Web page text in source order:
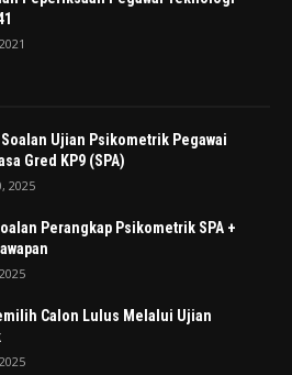
Ujian Psikometrik Pegawai
Gred KP9 (SPA)
2025
Perangkap Psikometrik SPA +
Calon Lulus Melalui Ujian